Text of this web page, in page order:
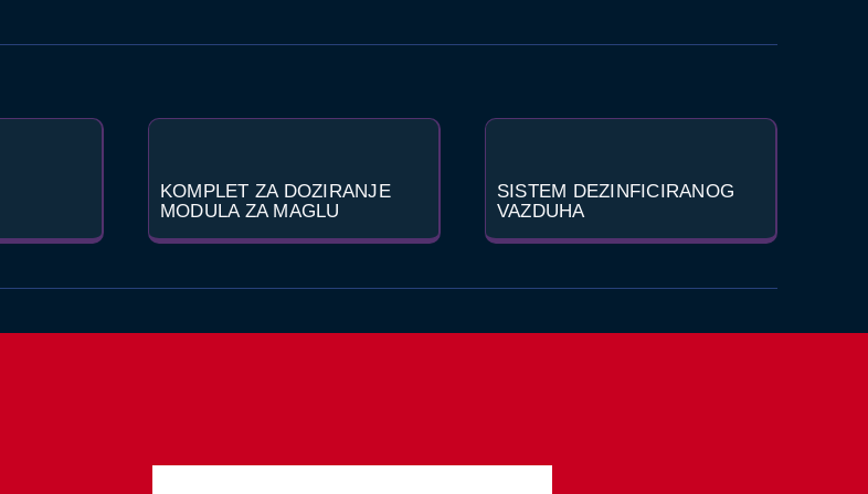
KOMPLET ZA DOZIRANJE
MODULA ZA MAGLU
SISTEM DEZINFICIRANOG
VAZDUHA